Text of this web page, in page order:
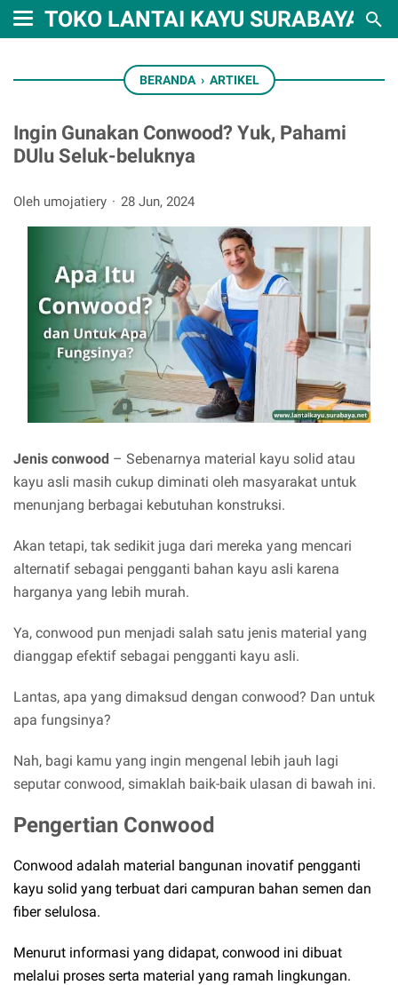
TOKO LANTAI KAYU SURABAYA
BERANDA › ARTIKEL
Ingin Gunakan Conwood? Yuk, Pahami
DUlu Seluk-beluknya
Oleh umojatiery 28 Jun, 2024
Jenis conwood – Sebenarnya material kayu solid atau
kayu asli masih cukup diminati oleh masyarakat untuk
menunjang berbagai kebutuhan konstruksi.
Akan tetapi, tak sedikit juga dari mereka yang mencari
alternatif sebagai pengganti bahan kayu asli karena
harganya yang lebih murah.
Ya, conwood pun menjadi salah satu jenis material yang
dianggap efektif sebagai pengganti kayu asli.
Lantas, apa yang dimaksud dengan conwood? Dan untuk
apa fungsinya?
Nah, bagi kamu yang ingin mengenal lebih jauh lagi
seputar conwood, simaklah baik-baik ulasan di bawah ini.
Pengertian Conwood
Conwood adalah material bangunan inovatif pengganti
kayu solid yang terbuat dari campuran bahan semen dan
fiber selulosa.
Menurut informasi yang didapat, conwood ini dibuat
melalui proses serta material yang ramah lingkungan.